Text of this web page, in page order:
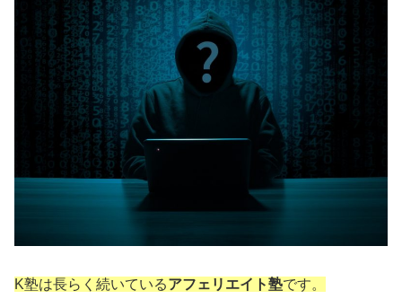
K塾は長らく続いているアフェリエイト塾です。